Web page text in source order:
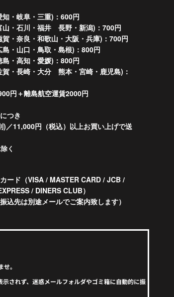
・岐阜・三重)：600円
山・石川・福井 長野・新潟)：700円
・奈良・和歌山・大阪・兵庫)：700円
・山口・鳥取・島根)：800円
島・高知・愛媛)：800円
賀・長崎・大分 熊本・宮崎・鹿児島)：
円＋離島航空運賃2000円
つき
)／11,000円（税込）以上お買い上げで送
く
カード（VISA / MASTER CARD / JCB /
/ DINERS CLUB）
込先は別途メールでご案内致します）
。
されず、迷惑メールフォルダやゴミ箱に自動的に振